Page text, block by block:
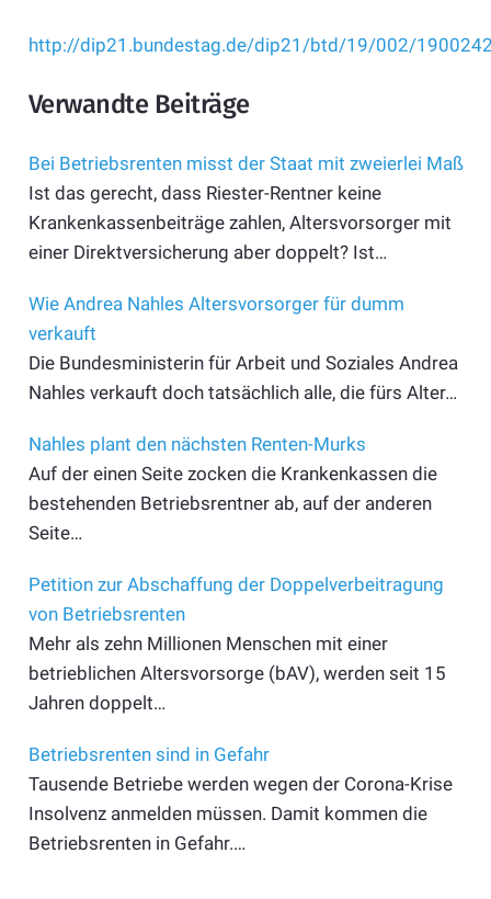
http://dip21.bundestag.de/dip21/btd/19/002/
Verwandte Beiträge
Bei Betriebsrenten misst der Staat mit zweierlei Maß
Ist das gerecht, dass Riester-Rentner keine
Krankenkassenbeiträge zahlen, Altersvorsorger mit
einer Direktversicherung aber doppelt? Ist…
Wie Andrea Nahles Altersvorsorger für dumm
verkauft
Die Bundesministerin für Arbeit und Soziales Andrea
Nahles verkauft doch tatsächlich alle, die fürs Alter…
Nahles plant den nächsten Renten-Murks
Auf der einen Seite zocken die Krankenkassen die
bestehenden Betriebsrentner ab, auf der anderen
Seite…
Petition zur Abschaffung der Doppelverbeitragung
von Betriebsrenten
Mehr als zehn Millionen Menschen mit einer
betrieblichen Altersvorsorge (bAV), werden seit 15
Jahren doppelt…
Betriebsrenten sind in Gefahr
Tausende Betriebe werden wegen der Corona-Krise
Insolvenz anmelden müssen. Damit kommen die
Betriebsrenten in Gefahr.…